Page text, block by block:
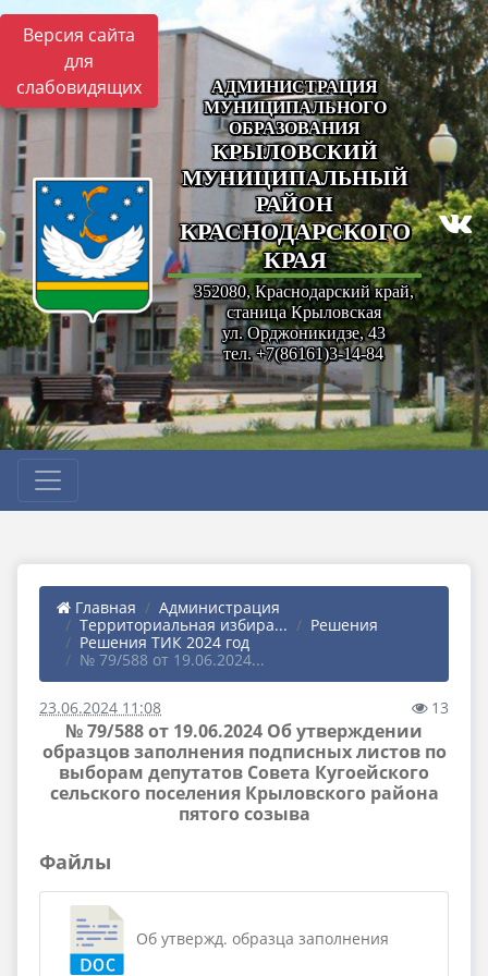
Версия сайта
для
слабовидящих
АДМИНИСТРАЦИЯ
МУНИЦИПАЛЬНОГО
ОБРАЗОВАНИЯ
КРЫЛОВСКИЙ
МУНИЦИПАЛЬНЫЙ
РАЙОН
КРАСНОДАРСКОГО
КРАЯ
352080, Краснодарский край,
станица Крыловская
ул. Орджоникидзе, 43
тел. +7(86161)3-14-84
Главная
Администрация
Территориальная избира...
Решения
Решения ТИК 2024 год
№ 79/588 от 19.06.2024...
23.06.2024 11:08 13
№ 79/588 от 19.06.2024 Об утверждении
образцов заполнения подписных листов по
выборам депутатов Совета Кугоейского
сельского поселения Крыловского района
пятого созыва
Файлы
Об утвержд. образца заполнения